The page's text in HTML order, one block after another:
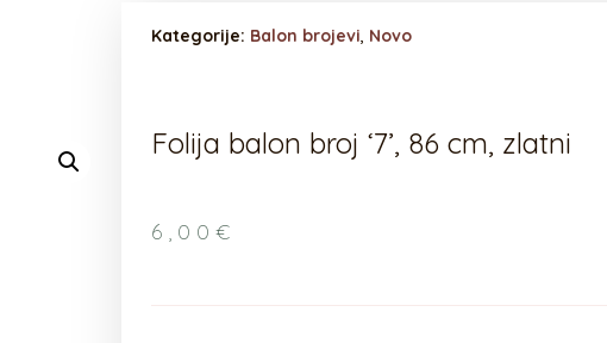
Kategorije: Balon brojevi, Novo
Folija balon broj ‘7’, 86 cm, zlatni
6,00 €